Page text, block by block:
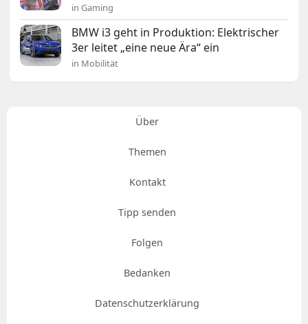
in Gaming
BMW i3 geht in Produktion: Elektrischer
3er leitet „eine neue Ära“ ein
in Mobilität
Über
Themen
Kontakt
Tipp senden
Folgen
Bedanken
Datenschutzerklärung